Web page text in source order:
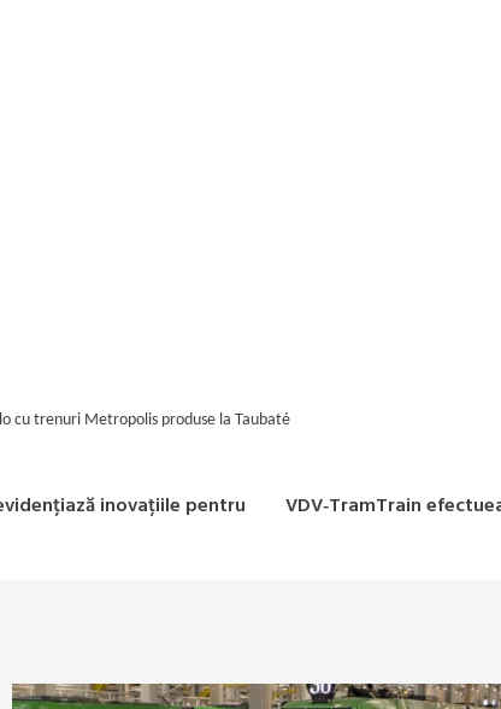
cu trenuri Metropolis produse la Taubaté
inovațiile pentru
VDV‑TramTrain